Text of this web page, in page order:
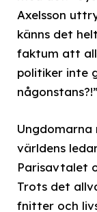
Axelsson
känns det
faktum att
politiker inte
någonstans?!”
världens
Parisavtalet
Trots det
fnitter och